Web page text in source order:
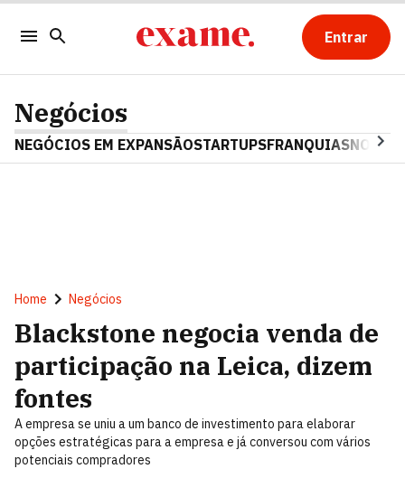
Entrar
Negócios
NEGÓCIOS EM EXPANSÃOSTARTUPSFRANQUIAS
Home Negócios
Blackstone negocia venda de
participação na Leica, dizem
fontes
A empresa se uniu a um banco de investimento para elaborar
opções estratégicas para a empresa e já conversou com vários
potenciais compradores